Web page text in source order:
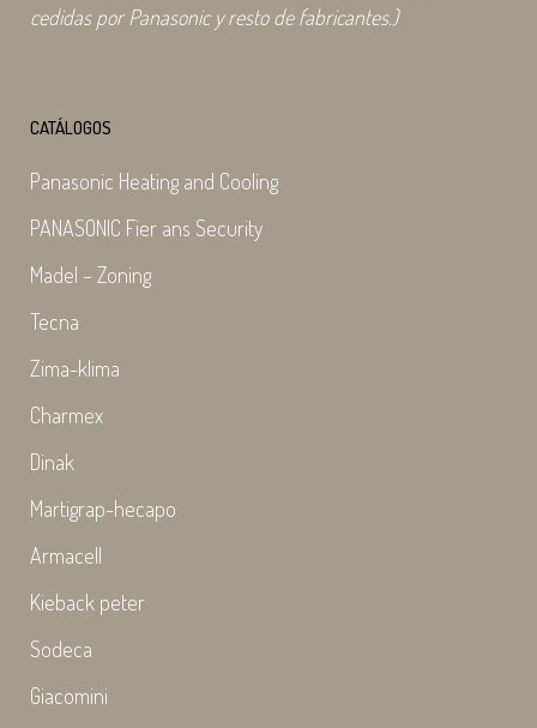
cedidas por Panasonic y resto de fabricantes.)
CATÁLOGOS
Panasonic Heating and Cooling
PANASONIC Fier ans Security
Madel – Zoning
Tecna
Zima-klima
Charmex
Dinak
Martigrap-hecapo
Armacell
Kieback peter
Sodeca
Giacomini